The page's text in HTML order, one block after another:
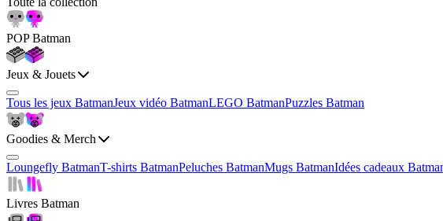
POP Batman
Jeux & Jouets
Tous les jeux BatmanJeux vidéo BatmanLEGO BatmanPuzzles Batman
Goodies & Merch
Loungefly BatmanT-shirts BatmanPeluches BatmanMugs BatmanIdées cadeaux
Livres Batman